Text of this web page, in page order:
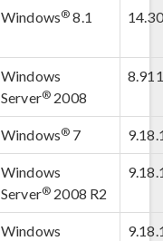
Windows® 8.1
Windows
Server® 2008
Windows® 7
Windows
Server® 2008 R2
Windows